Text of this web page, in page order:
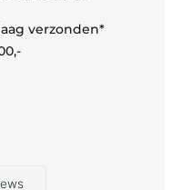
verzonden*